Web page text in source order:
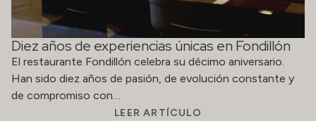
Diez años de experiencias únicas en Fondillón
El restaurante Fondillón celebra su décimo aniversario.
Han sido diez años de pasión, de evolución constante y
de compromiso con…
LEER ARTÍCULO